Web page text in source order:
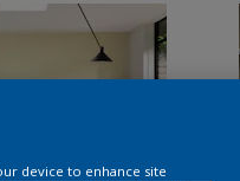
device to enhance site